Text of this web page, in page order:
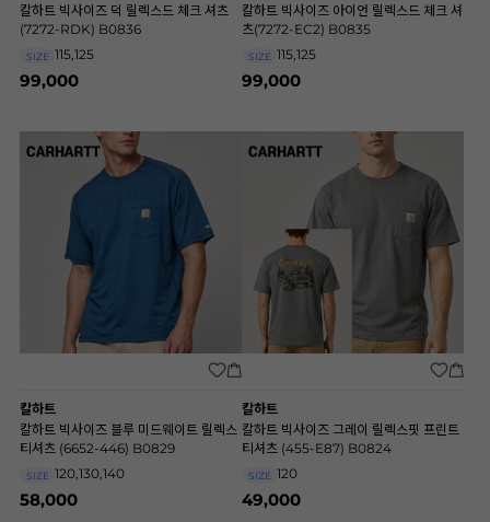
칼하트 빅사이즈 덕 릴렉스드 체크 셔츠
(7272-RDK) B0836
SIZE 115,125
99,000
칼하트 빅사이즈 아이언 릴렉스드 체크 셔
츠(7272-EC2) B0835
SIZE 115,125
99,000
칼하트
칼하트 빅사이즈 블루 미드웨이트 릴렉스
티셔츠 (6652-446) B0829
SIZE 120,130,140
58,000
칼하트
칼하트 빅사이즈 그레이 릴렉스핏 프린트
티셔츠 (455-E87) B0824
SIZE 120
49,000